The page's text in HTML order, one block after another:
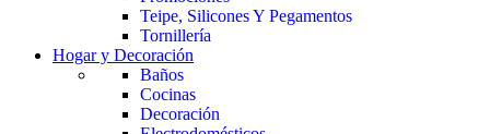
Teipe, Silicones Y Pegamentos
Tornillería
Hogar y Decoración
Baños
Cocinas
Decoración